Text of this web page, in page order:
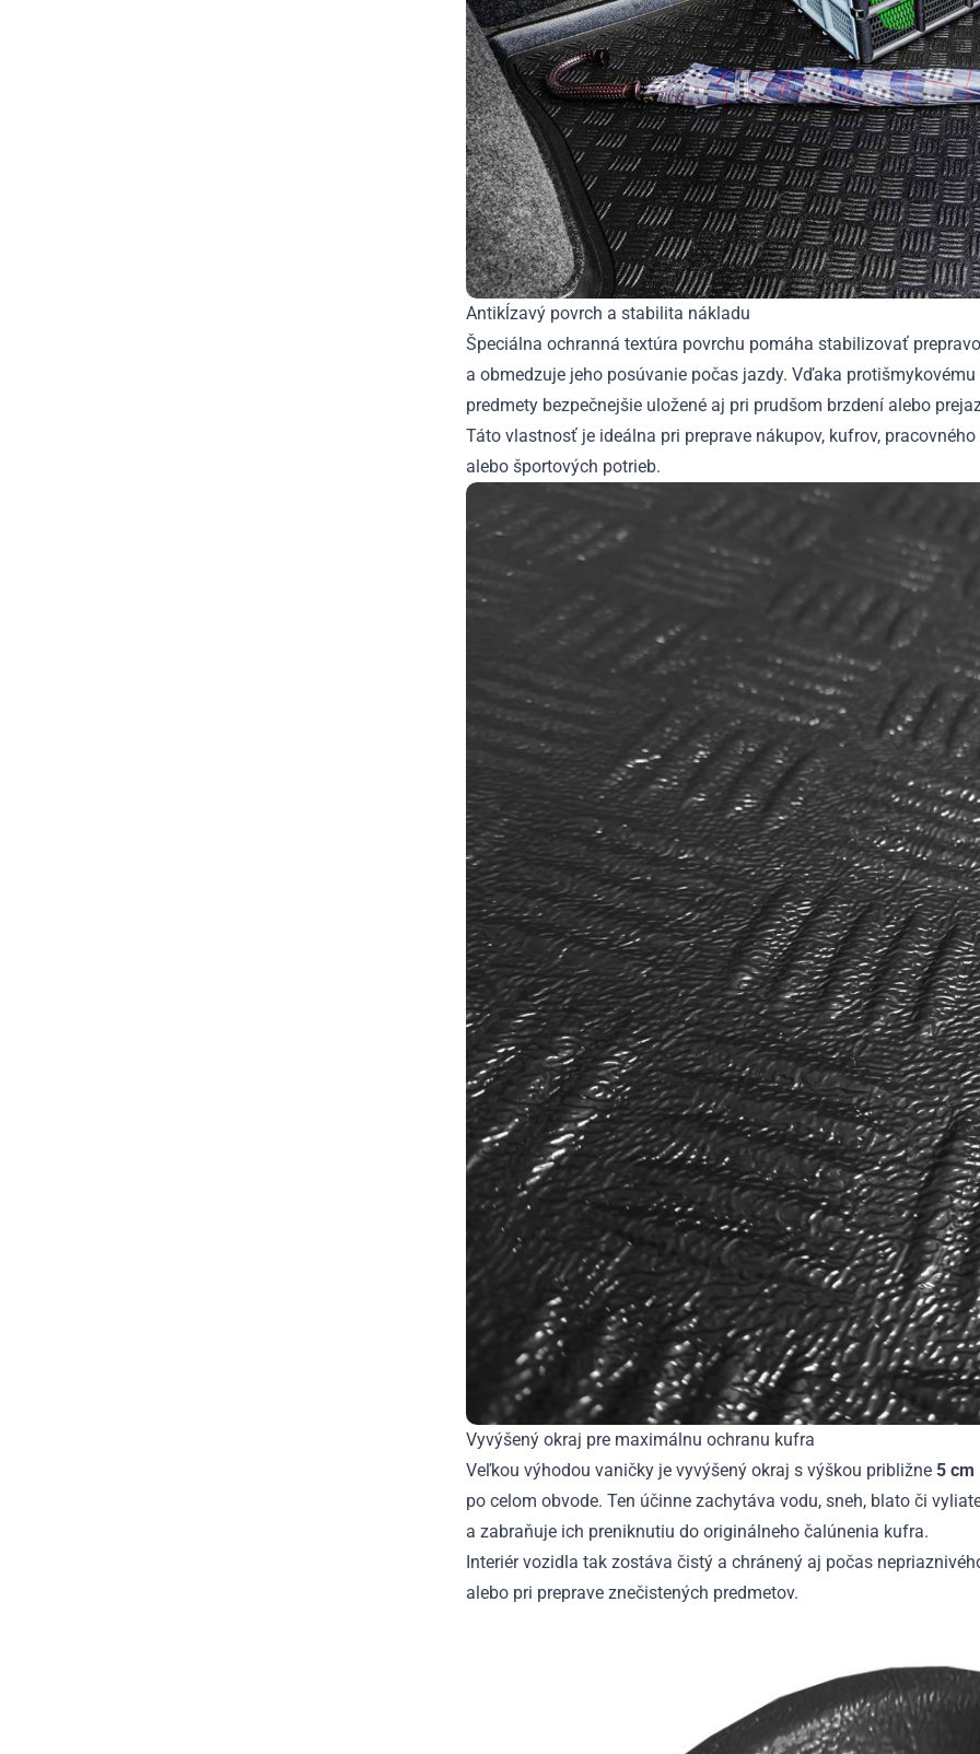
Antikĺzavý povrch a stabilita nákladu
Špeciálna ochranná textúra povrchu pomáha stabilizovať
a obmedzuje jeho posúvanie počas jazdy. Vďaka
predmety bezpečnejšie uložené aj pri prudšom brzdení alebo
Táto vlastnosť je ideálna pri preprave nákupov, kufrov,
alebo športových potrieb.
Vyvýšený okraj pre maximálnu ochranu kufra
Veľkou výhodou vaničky je vyvýšený okraj s výškou približne 5 cm
po celom obvode. Ten účinne zachytáva vodu, sneh, blato či
a zabraňuje ich preniknutiu do originálneho čalúnenia kufra.
Interiér vozidla tak zostáva čistý a chránený aj počas
alebo pri preprave znečistených predmetov.